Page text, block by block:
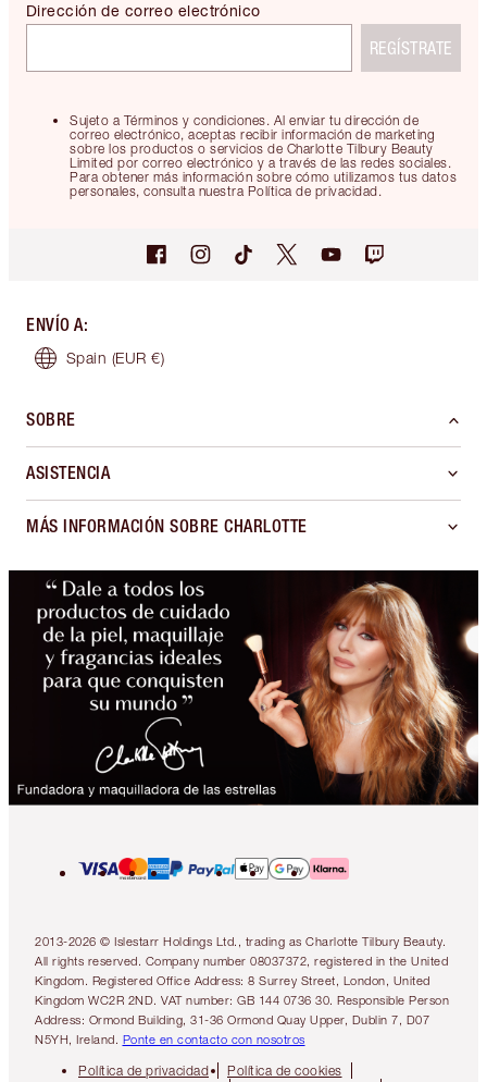
Sujeto a Términos y condiciones. Al enviar tu dirección de
correo electrónico, aceptas recibir información de marketing
sobre los productos o servicios de Charlotte Tilbury Beauty
Limited por correo electrónico y a través de las redes sociales.
Para obtener más información sobre cómo utilizamos tus datos
personales, consulta nuestra Política de privacidad.
Dirección de correo electrónico
REGÍSTRATE
ENVÍO A:
Spain (EUR €)
SOBRE
ASISTENCIA
MÁS INFORMACIÓN SOBRE CHARLOTTE
2013-2026 © Islestarr Holdings Ltd., trading as Charlotte Tilbury Beauty.
All rights reserved. Company number 08037372, registered in the United
Kingdom. Registered Office Address: 8 Surrey Street, London, United
Kingdom WC2R 2ND. VAT number: GB 144 0736 30. Responsible Person
Address: Ormond Building, 31-36 Ormond Quay Upper, Dublin 7, D07
N5YH, Ireland. Ponte en contacto con nosotros
Política de privacidad
Política de cookies